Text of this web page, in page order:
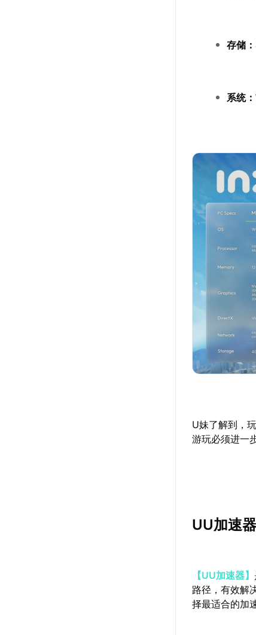
存储：
系统：
U妹了解到，
游玩必须进一
UU加速
【UU加速器】
路径，有效解
择最适合的加